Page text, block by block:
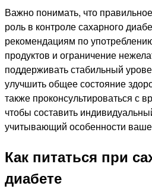
Важно понимать, что
роль в контроле сахарного
рекомендациям по
продуктов и ограничение
поддерживать стабильный
улучшить общее состояние
также проконсультироваться с
чтобы составить
учитывающий особенности
Как питаться при
диабете